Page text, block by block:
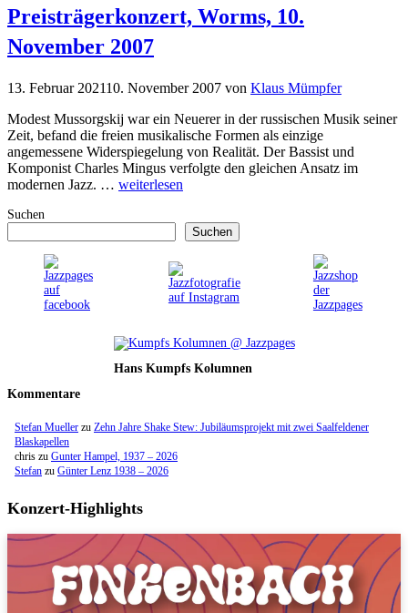
Preisträgerkonzert, Worms, 10.
November 2007
13. Februar 202110. November 2007 von Klaus Mümpfer
Modest Mussorgskij war ein Neuerer in der russischen Musik seiner
Zeit, befand die freien musikalische Formen als einzige
angemessene Widerspiegelung von Realität. Der Bassist und
Komponist Charles Mingus verfolgte den gleichen Ansatz im
modernen Jazz. … weiterlesen
Suchen
Suchen
Hans Kumpfs Kolumnen
Kommentare
Stefan Mueller zu Zehn Jahre Shake Stew: Jubiläumsprojekt mit zwei Saalfeldener
Blaskapellen
chris zu Gunter Hampel, 1937 – 2026
Stefan zu Günter Lenz 1938 – 2026
Konzert-Highlights